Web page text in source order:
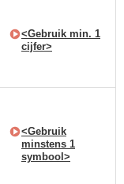
<Gebruik min. 1
cijfer>
<Gebruik
minstens 1
symbool>